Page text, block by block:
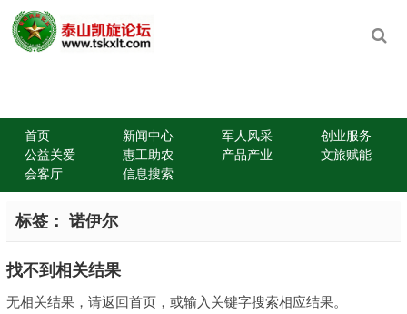
首页 新闻中心 军人风采
创业服务
公益关爱
惠工助农 产品产业
文旅赋能
会客厅
信息搜索
标签： 诺伊尔
找不到相关结果
无相关结果，请返回首页，或输入关键字搜索相应结果。